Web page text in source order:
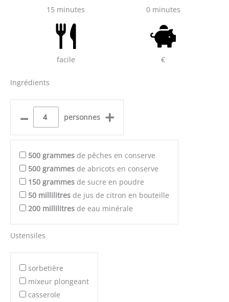
15 minutes 0 minutes
facile €
Ingrédients
– personnes +
500 grammes de pêches en conserve
500 grammes de abricots en conserve
150 grammes de sucre en poudre
50 millilitres de jus de citron en bouteille
200 millilitres de eau minérale
Ustensiles
sorbetière
mixeur plongeant
casserole